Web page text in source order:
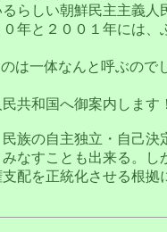
らしい朝鮮民主主義
年と２００１年には
は一体なんと呼ぶの
共和国へ御案内します
族の自主独立・自己
なすことも出来る。
を正統化させる根拠